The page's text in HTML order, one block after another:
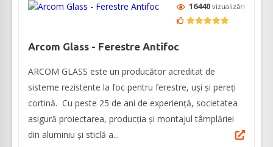
16440 vizualizări
Arcom Glass - Ferestre Antifoc
ARCOM GLASS este un producător acreditat de
sisteme rezistente la foc pentru ferestre, uși și pereți
cortină. Cu peste 25 de ani de experiență, societatea
asigură proiectarea, producția și montajul tâmplăriei
din aluminiu și sticlă a...